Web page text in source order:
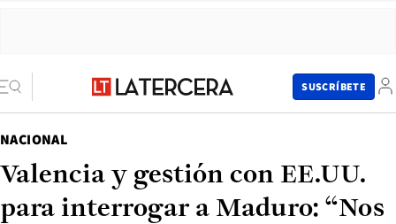
SUSCRÍBETE
NACIONAL
Valencia y gestión con EE.UU.
para interrogar a Maduro: “Nos